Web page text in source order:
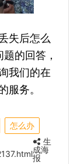
失后怎么
的回答，
我们的在
服务。
怎么办
生
成海
报